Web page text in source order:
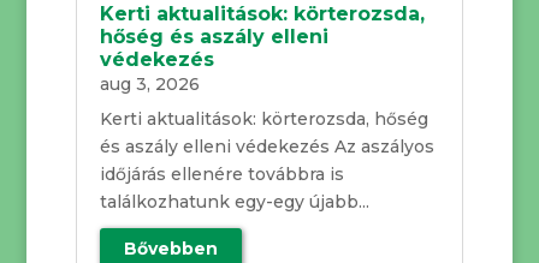
Kerti aktualitások: körterozsda,
hőség és aszály elleni
védekezés
aug 3, 2026
Kerti aktualitások: körterozsda, hőség
és aszály elleni védekezés Az aszályos
időjárás ellenére továbbra is
találkozhatunk egy-egy újabb...
Bővebben